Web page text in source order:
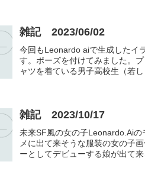
雑記 2023/06/02
今回もLeonardo aiで生成したイ
す。ポーズを付けてみました。
ャツを着ている男子高校生（若し
雑記 2023/10/17
未来SF風の女の子Leonardo.Ai
メに出て来そうな服装の女の子
ーとしてデビューする娘が出て